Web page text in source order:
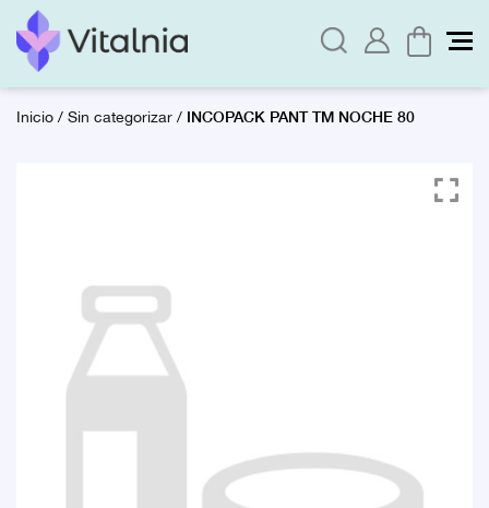
Inicio/Sin categorizar/ INCOPACK PANT TM NOCHE 80